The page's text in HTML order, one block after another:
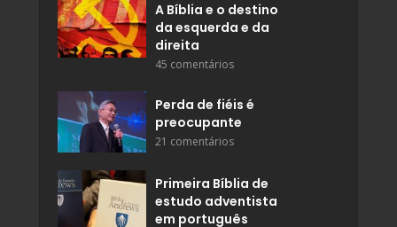
A Bíblia e o destino
da esquerda e da
direita
45 comentários
Perda de fiéis é
preocupante
21 comentários
Primeira Bíblia de
estudo adventista
em português